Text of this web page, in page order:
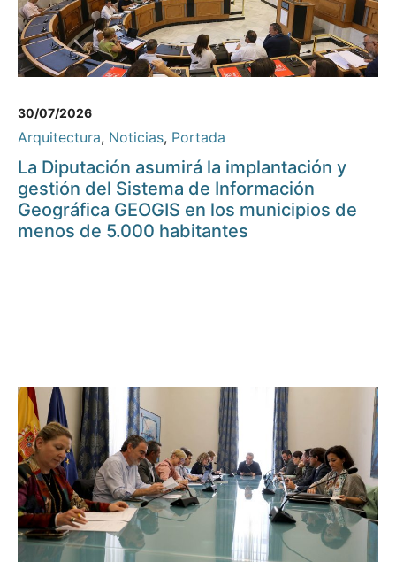
30/07/2026
Arquitectura, Noticias, Portada
La Diputación asumirá la implantación y
gestión del Sistema de Información
Geográfica GEOGIS en los municipios de
menos de 5.000 habitantes